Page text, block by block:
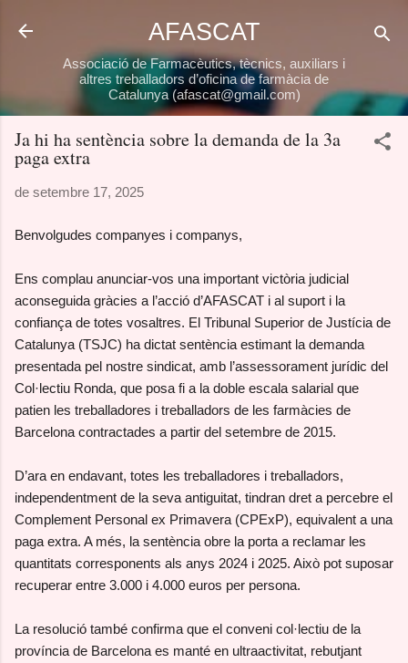
Salta al contingut principal
AFASCAT
Associació de Farmacèutics, tècnics, auxiliars i
altres treballadors d’oficina de farmàcia de
Catalunya (afascat@gmail.com)
Ja hi ha sentència sobre la demanda de la 3a
paga extra
de setembre 17, 2025
Benvolgudes companyes i companys,
Ens complau anunciar-vos una important victòria judicial
aconseguida gràcies a l’acció d’AFASCAT i al suport i la
confiança de totes vosaltres. El Tribunal Superior de Justícia de
Catalunya (TSJC) ha dictat sentència estimant la demanda
presentada pel nostre sindicat, amb l’assessorament jurídic del
Col·lectiu Ronda, que posa fi a la doble escala salarial que
patien les treballadores i treballadors de les farmàcies de
Barcelona contractades a partir del setembre de 2015.
D’ara en endavant, totes les treballadores i treballadors,
independentment de la seva antiguitat, tindran dret a percebre el
Complement Personal ex Primavera (CPExP), equivalent a una
paga extra. A més, la sentència obre la porta a reclamar les
quantitats corresponents als anys 2024 i 2025. Això pot suposar
recuperar entre 3.000 i 4.000 euros per persona.
La resolució també confirma que el conveni col·lectiu de la
província de Barcelona es manté en ultraactivitat, rebutjant